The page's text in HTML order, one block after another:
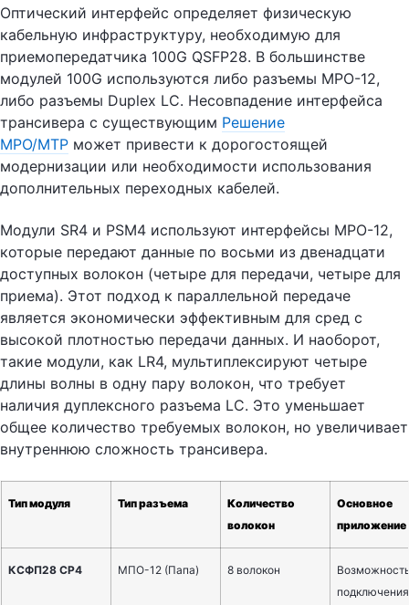
Оптический интерфейс определяет физическую
кабельную инфраструктуру, необходимую для
приемопередатчика 100G QSFP28. В большинстве
модулей 100G используются либо разъемы MPO-12,
либо разъемы Duplex LC. Несовпадение интерфейса
трансивера с существующим Решение
MPO/MTP может привести к дорогостоящей
модернизации или необходимости использования
дополнительных переходных кабелей.
Модули SR4 и PSM4 используют интерфейсы MPO-12,
которые передают данные по восьми из двенадцати
доступных волокон (четыре для передачи, четыре для
приема). Этот подход к параллельной передаче
является экономически эффективным для сред с
высокой плотностью передачи данных. И наоборот,
такие модули, как LR4, мультиплексируют четыре
длины волны в одну пару волокон, что требует
наличия дуплексного разъема LC. Это уменьшает
общее количество требуемых волокон, но увеличивает
внутреннюю сложность трансивера.
Тип модуля Тип разъема
Количество
волокон
Основное
приложение
КСФП28 СР4 МПО-12 (Папа) 8 волокон
подключения